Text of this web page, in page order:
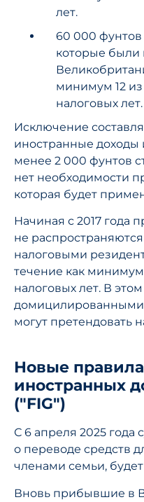
лет.
60 000 фунтов
которые были
минимум 12
налоговых лет.
Исключение
иностранные
менее 2 000 фунтов
нет необходимости
которая будет
Начиная с 2017 года
не
налоговыми
течение как
налоговых лет. В
домицилированными
могут претендовать
Новые
иностранных
("FIG")
С 6 апреля 2025
о переводе средств
членами семьи,
Вновь прибывшие в